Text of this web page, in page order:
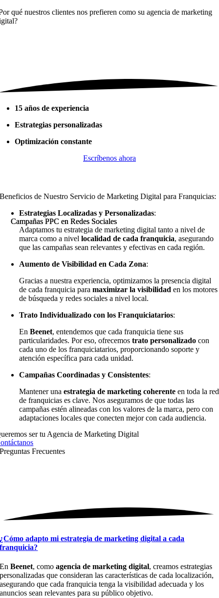
Campañas PPC en Redes Sociales
Campañas PPC en Redes Sociales
qué nuestros clientes nos prefieren como suagencia de marketing
15 años de experiencia
Estrategias personalizadas
Optimización constante
Escríbenos ahora
Beneficios de Nuestro Servicio de Marketing Digital para Franquicias:
Estrategias Localizadas y Personalizadas:
Adaptamos tu estrategia de marketing digital tanto a nivel de
marca como a nivellocalidad de cada franquicia, asegurando
que las campañas sean relevantes y efectivas en cada región.
Aumento de Visibilidad en Cada Zona:
Gracias a nuestra experiencia, optimizamos la presencia digital
de cada franquicia paramaximizar la visibilidad en los motores
de búsqueda y redes sociales a nivel local.
Trato Individualizado con los Franquiciatarios:
EnBeenet, entendemos que cada franquicia tiene sus
particularidades. Por eso, ofrecemostrato personalizado con
cada uno de los franquiciatarios, proporcionando soporte y
atención específica para cada unidad.
Campañas Coordinadas y Consistentes:
Mantener unaestrategia de marketing coherente en toda la red
de franquicias es clave. Nos aseguramos de que todas las
campañas estén alineadas con los valores de la marca, pero con
adaptaciones locales que conecten mejor con cada audiencia.
ser tu Agencia de Marketing Digital
Preguntas Frecuentes
¿Cómo adapto mi estrategia de marketing digital a cada
franquicia?
EnBeenet, comoagencia de marketing digital, creamos estrategias
personalizadas que consideran las características de cada localización,
asegurando que cada franquicia tenga la visibilidad adecuada y los
anuncios sean relevantes para su público objetivo.